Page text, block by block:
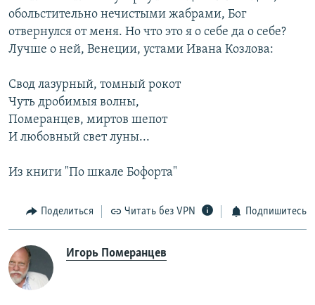
обольстительно нечистыми жабрами, Бог
отвернулся от меня. Но что это я о себе да о себе?
Лучше о ней, Венеции, устами Ивана Козлова:
Свод лазурный, томный рокот
Чуть дробимыя волны,
Померанцев, миртов шепот
И любовный свет луны...
Из книги "По шкале Бофорта"
Поделиться Читать без VPN Подпишитесь
Игорь Померанцев